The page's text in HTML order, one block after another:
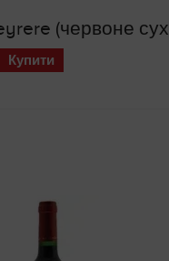
Купити